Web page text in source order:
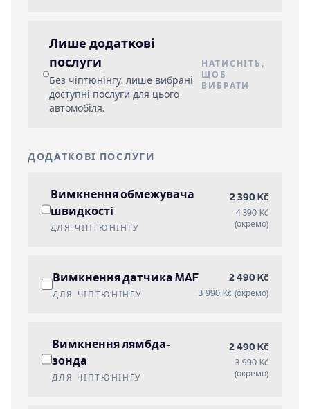
Лише додаткові
послуги
Без чіптюнінгу, лише вибрані
доступні послуги для цього
автомобіля.
НАТИСНІТЬ,
ЩОБ
ВИБРАТИ
ДОДАТКОВІ ПОСЛУГИ
Вимкнення обмежувача
швидкості
ДЛЯ ЧІПТЮНІНГУ
2 390 Kč
4 390 Kč
(окремо)
Вимкнення датчика MAF
ДЛЯ ЧІПТЮНІНГУ
2 490 Kč
3 990 Kč (окремо)
Вимкнення лямбда-
зонда
ДЛЯ ЧІПТЮНІНГУ
2 490 Kč
3 990 Kč
(окремо)